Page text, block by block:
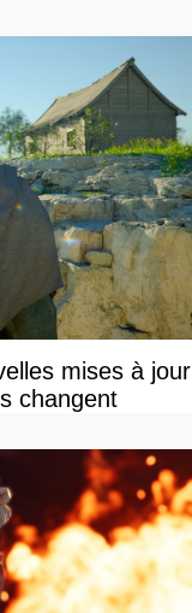
mises à jour
changent